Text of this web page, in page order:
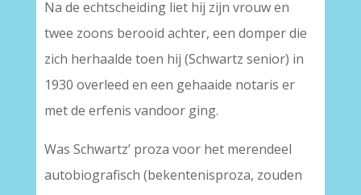
Na de echtscheiding liet hij zijn vrouw en
twee zoons berooid achter, een domper die
zich herhaalde toen hij (Schwartz senior) in
1930 overleed en een gehaaide notaris er
met de erfenis vandoor ging.
Was Schwartz’ proza voor het merendeel
autobiografisch (bekentenisproza, zouden